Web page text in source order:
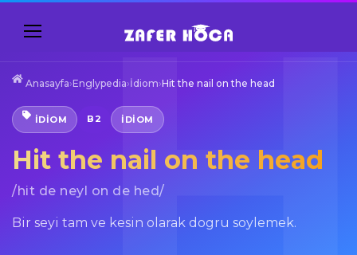
Anasayfa›Englypedia›İdiom›Hit the nail on the head
İDIOM B2 IDIOM
Hit the nail on the head
/hit de neyl on de hed/
Bir seyi tam ve kesin olarak dogru soylemek.